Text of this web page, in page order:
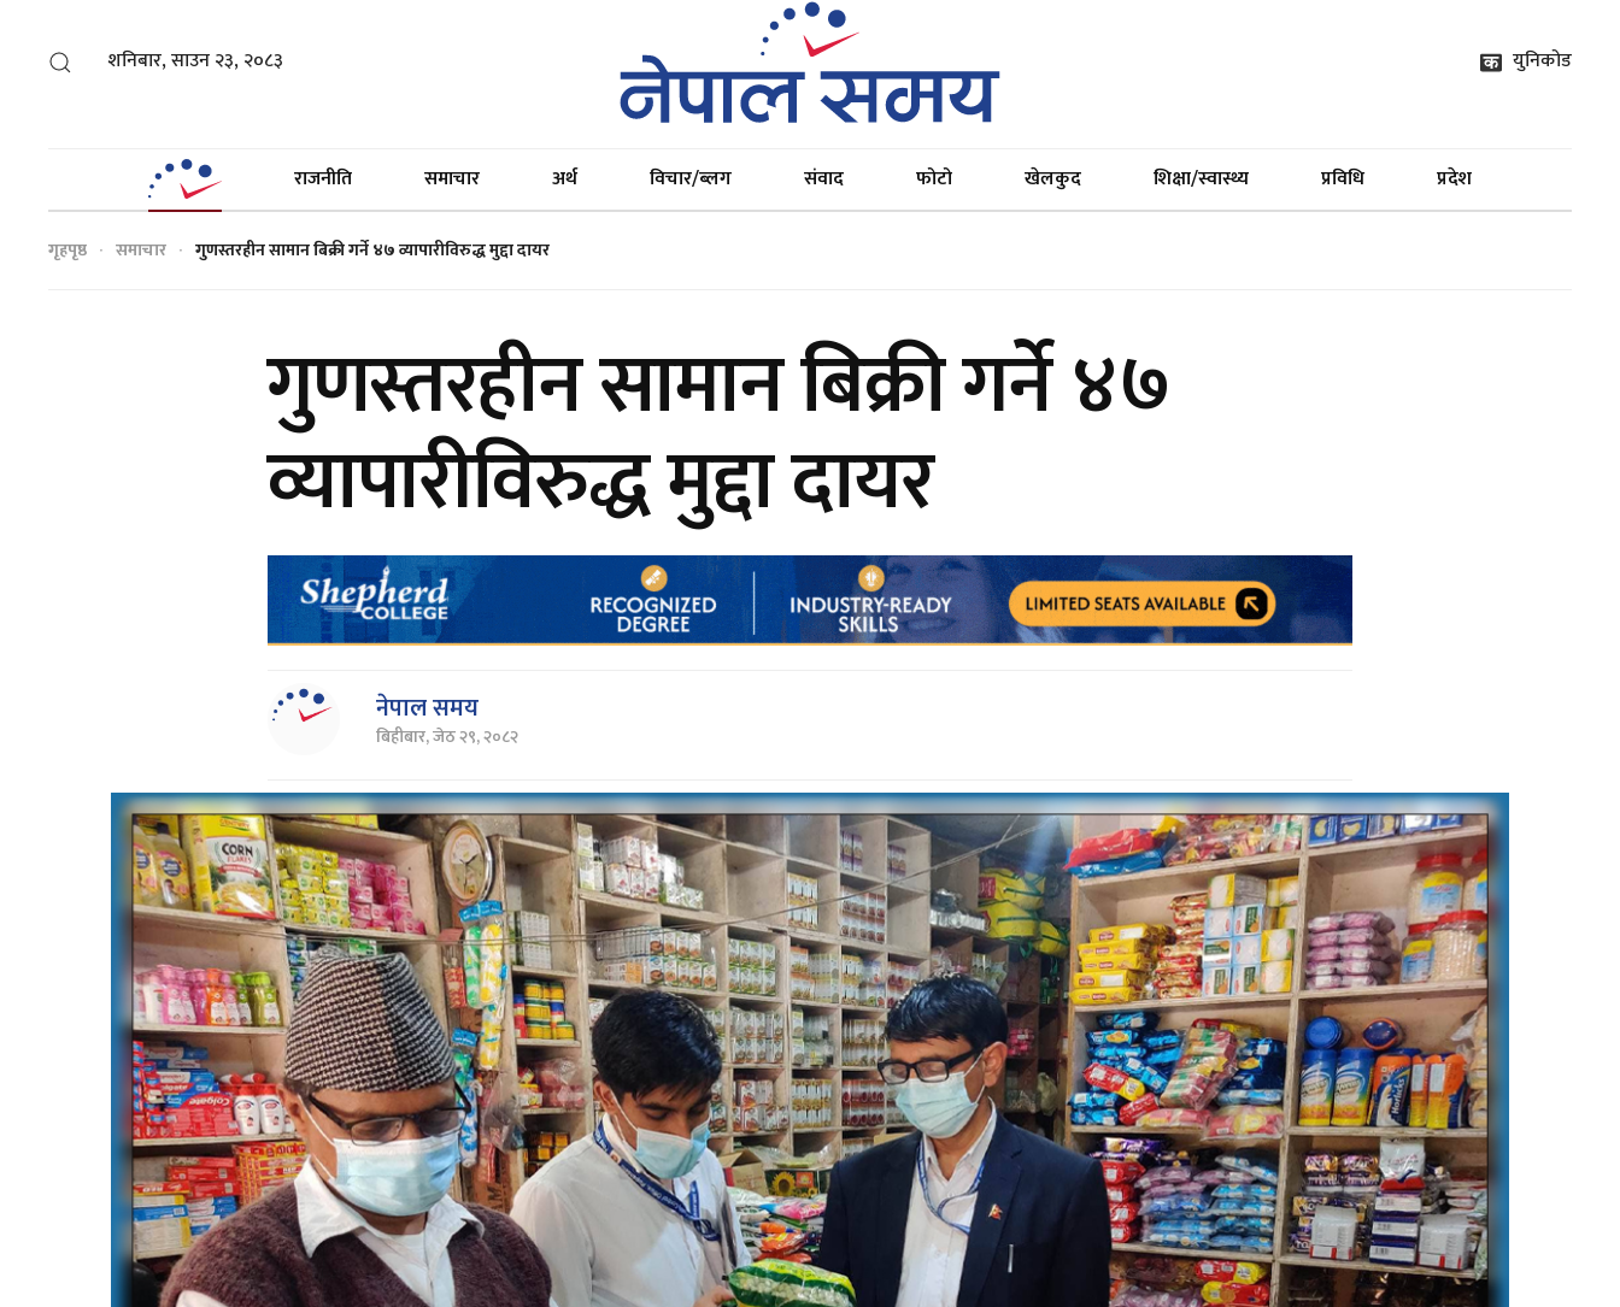
शनिबार, साउन २३, २०८३ युनिकोड
राजनीति समाचार अर्थ विचार/ब्लग संवाद फोटो खेलकुद शिक्षा/स्वास्थ्य प्रविधि प्रदेश
गृहपृष्ठ समाचार गुणस्तरहीन सामान बिक्री गर्ने ४७ व्यापारीविरुद्ध मुद्दा दायर
गुणस्तरहीन सामान बिक्री गर्ने ४७
व्यापारीविरुद्ध मुद्दा दायर
नेपाल समय
बिहीबार, जेठ २९, २०८२